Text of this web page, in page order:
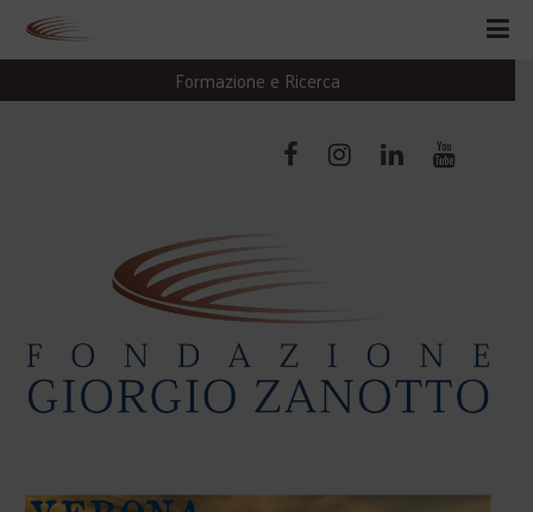
Formazione e Ricerca